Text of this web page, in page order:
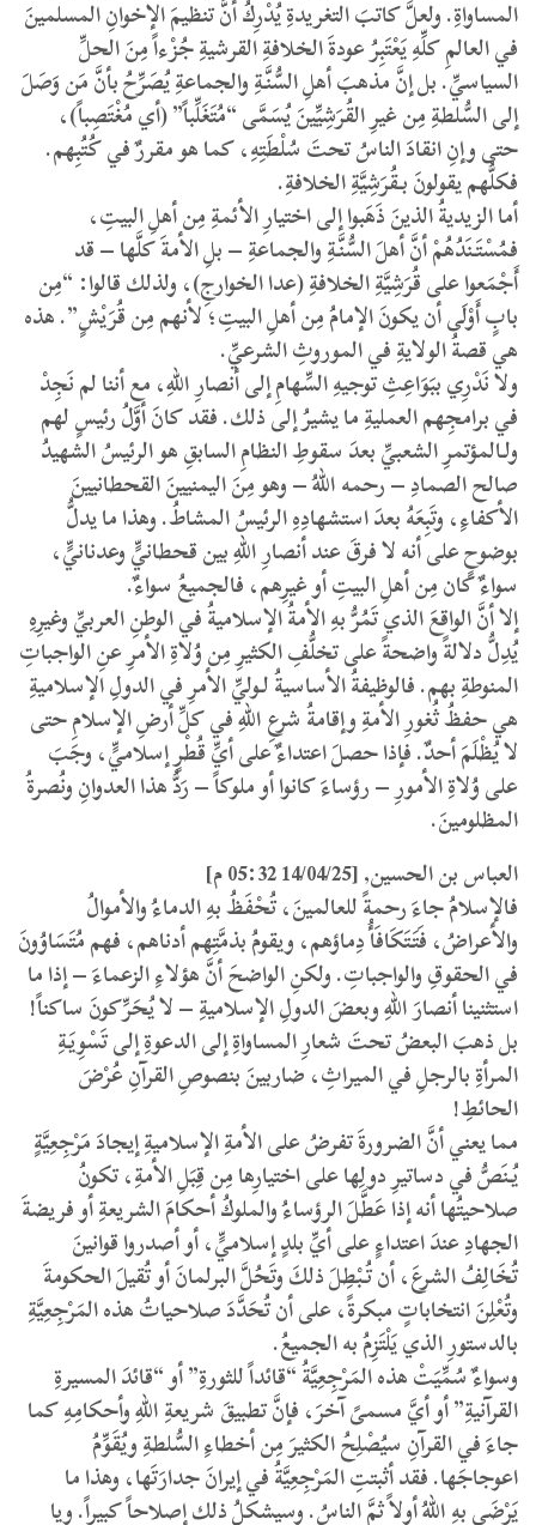
المساواةِ. ولعلَّ كاتبَ التغريدةِ يُدْرِكُ أنَّ تنظيمَ الإخوانِ المسلمينَ
في العالمِ كلِّهِ يَعْتَبِرُ عودةَ الخلافةِ القرشيةِ جُزْءاً مِنَ الحلِّ
السياسيِّ. بل إنَّ مذهبَ أهلِ السُّنَّةِ والجماعةِ يُصَرِّحُ بأنَّ مَن وَصَلَ
إلى السُّلطةِ مِن غيرِ القُرَشِيِّينَ يُسَمَّى “مُتَغَلِّباً” (أي مُغْتَصِباً)،
حتى وإنِ انقادَ الناسُ تحتَ سُلْطَتِهِ، كما هو مقررٌ في كُتُبِهم.
فكلُّهم يقولونَ بـقُرَشِيَّةِ الخلافةِ.
أما الزيديةُ الذينَ ذَهَبوا إلى اختيارِ الأئمةِ مِن أهلِ البيتِ،
فمُسْتَنَدُهُمْ أنَّ أهلَ السُّنَّةِ والجماعةِ – بلِ الأمةَ كلَّها – قد
أَجْمَعوا على قُرَشِيَّةِ الخلافةِ (عدا الخوارجِ)، ولذلك قالوا: “مِن
بابٍ أَوْلَى أن يكونَ الإمامُ مِن أهلِ البيتِ؛ لأنهم مِن قُرَيْشٍ”. هذه
هي قصةُ الولايةِ في الموروثِ الشرعيِّ.
ولا نَدْرِي ببَوَاعِثِ توجيهِ السِّهامِ إلى أنصارِ اللهِ، مع أننا لم نَجِدْ
في برامجِهم العمليةِ ما يشيرُ إلى ذلك. فقد كانَ أوَّلُ رئيسٍ لهم
ولـالمؤتمرِ الشعبيِّ بعدَ سقوطِ النظامِ السابقِ هو الرئيسُ الشهيدُ
صالح الصمادِ – رحمه اللهُ – وهو مِنَ اليمنيينَ القحطانيينَ
الأكفاءِ، وتَبِعَهُ بعدَ استشهادِهِ الرئيسُ المشاطُ. وهذا ما يدلُّ
بوضوحٍ على أنه لا فرقَ عند أنصارِ اللهِ بين قحطانيٍّ وعدنانيٍّ،
سواءٌ كان مِن أهلِ البيتِ أو غيرِهم، فالجميعُ سواءٌ.
إلا أنَّ الواقعَ الذي تَمُرُّ بهِ الأمةُ الإسلاميةُ في الوطنِ العربيِّ وغيرِهِ
يُدِلُّ دلالةً واضحةً على تخلُّفِ الكثيرِ مِن وُلاةِ الأمرِ عنِ الواجباتِ
المنوطةِ بهم. فالوظيفةُ الأساسيةُ لـوليِّ الأمرِ في الدولِ الإسلاميةِ
هي حفظُ ثُغورِ الأمةِ وإقامةُ شرعِ اللهِ في كلِّ أرضِ الإسلامِ حتى
لا يُظْلَمَ أحدٌ. فإذا حصلَ اعتداءٌ على أيِّ قُطْرٍ إسلاميٍّ، وجَبَ
على وُلاةِ الأمورِ – رؤساءَ كانوا أو ملوكاً – رَدُّ هذا العدوانِ ونُصرةُ
المظلومينَ.
العباس بن الحسين, [14/04/25 05:32 م]
فالإسلامُ جاءَ رحمةً للعالمينَ، تُحْفَظُ بهِ الدماءُ والأموالُ
والأعراضُ، فَتَتَكَافَأُ دِماؤهم، ويقومُ بذمَّتِهم أدناهم، فهم مُتَسَاوُونَ
في الحقوقِ والواجباتِ. ولكنِ الواضحَ أنَّ هؤلاءِ الزعماءَ – إذا ما
استثنينا أنصارَ اللهِ وبعضَ الدولِ الإسلاميةِ – لا يُحَرِّكونَ ساكناً!
بل ذهبَ البعضُ تحتَ شعارِ المساواةِ إلى الدعوةِ إلى تَسْوِيَةِ
المرأةِ بالرجلِ في الميراثِ، ضاربينَ بنصوصِ القرآنِ عُرْضَ
الحائطِ!
مما يعني أنَّ الضرورةَ تفرضُ على الأمةِ الإسلاميةِ إيجادَ مَرْجِعِيَّةٍ
يُنَصُّ في دساتيرِ دولِها على اختيارِها مِن قِبَلِ الأمةِ، تكونُ
صلاحيتُها أنه إذا عَطَّلَ الرؤساءُ والملوكُ أحكامَ الشريعةِ أو فريضةَ
الجهادِ عندَ اعتداءٍ على أيِّ بلدٍ إسلاميٍّ، أو أصدروا قوانينَ
تُخَالِفُ الشرعَ، أن تُبْطِلَ ذلكَ وتَحُلَّ البرلمانَ أو تُقيلَ الحكومةَ
وتُعْلِنَ انتخاباتٍ مبكرةً، على أن تُحَدَّدَ صلاحياتُ هذه المَرْجِعِيَّةِ
بالدستورِ الذي يَلْتَزِمُ به الجميعُ.
وسواءٌ سُمِّيَتْ هذه المَرْجِعِيَّةُ “قائداً للثورةِ” أو “قائدَ المسيرةِ
القرآنيةِ” أو أيَّ مسمىً آخرَ، فإنَّ تطبيقَ شريعةِ اللهِ وأحكامِهِ كما
جاءَ في القرآنِ سيُصْلِحُ الكثيرَ مِن أخطاءِ السُّلطةِ ويُقَوِّمُ
اعوجاجَها. فقد أثبتتِ المَرْجِعِيَّةُ في إيرانَ جدارَتَها، وهذا ما
يَرْضَى بهِ اللهُ أولاً ثمَّ الناسُ. وسيشكلُ ذلك إصلاحاً كبيراً. ويا